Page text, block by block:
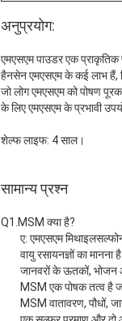
अनुप्रयोग:
एमएसएम पाउडर एक प्राकृतिक
हैनसेन एमएसएम के कई लाभ हैं,
जो लोग एमएसएम को पोषण
के लिए एमएसएम के प्रभावी
शेल्फ लाइफ: 4 साल।
सामान्य प्रश्न
Q1.MSM क्या है?
ए: एमएसएम
वायु रसायनज्ञों का
जानवरों के ऊतकों, भोजन
MSM एक पोषक तत्व है
MSM वातावरण, पौधों,